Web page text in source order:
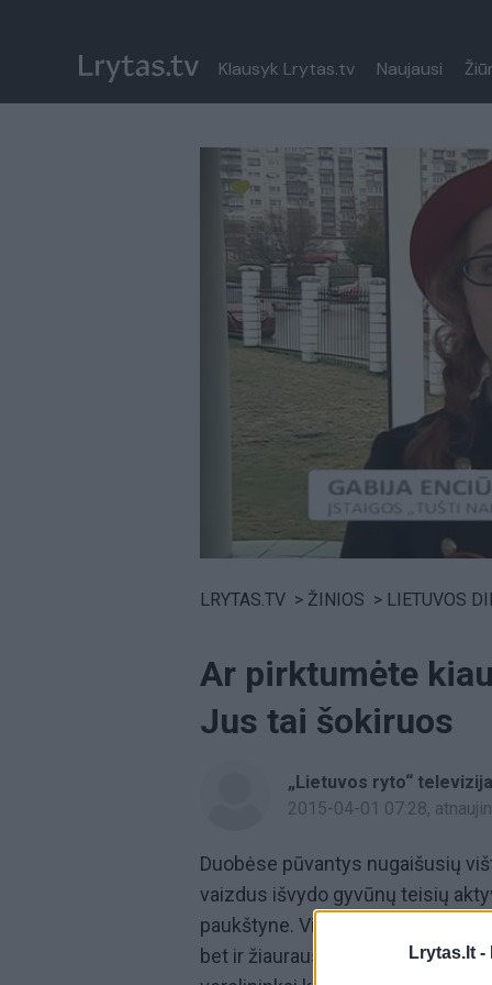
Lrytas.lt -
Klausyk Lrytas.tv Naujausi
Paremkite Ukrainą
LRYTAS.TV > ŽINIOS > LIETUVOS
Ar pirktumėte
Jus tai šokiruos
„Lietuvos ryto“ televizija
2015-04-01 07:28,
Duobėse pūvantys nugaišusių
vaizdus išvydo gyvūnų teisių
paukštyne. Visuomenininkai
bet ir žiauraus elgesio su